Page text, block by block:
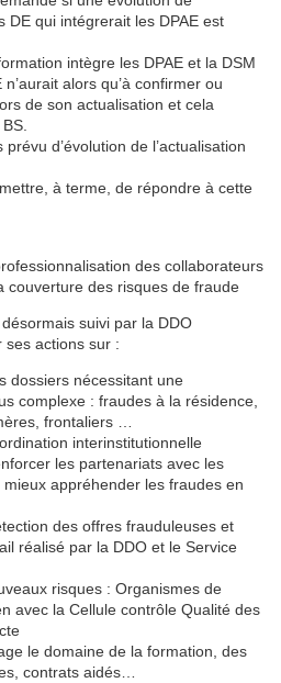
DE qui intégrerait les DPAE est
intègre les DPAE et la DSM
alors qu’à confirmer ou
de son actualisation et cela
prévu d’évolution de l’actualisation
à terme, de répondre à cette
des collaborateurs
couverture des risques de fraude
suivi par la DDO
ses actions sur :
dossiers nécessitant une
complexe : fraudes à la résidence,
frontaliers …
interinstitutionnelle
les partenariats avec les
appréhender les fraudes en
des offres frauduleuses et
réalisé par la DDO et le Service
risques : Organismes de
avec la Cellule contrôle Qualité des
le domaine de la formation, des
contrats aidés…